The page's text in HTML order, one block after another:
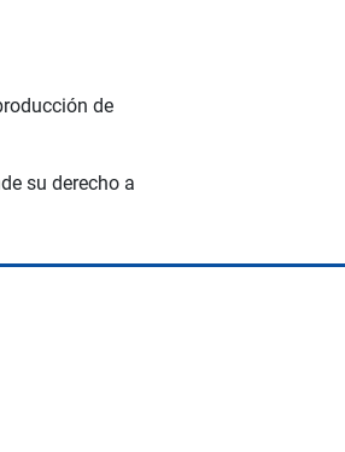
de
su derecho a